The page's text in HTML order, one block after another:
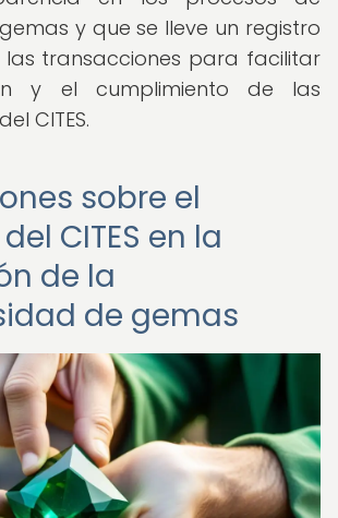
y que se lleve un registro
transacciones para facilitar
y el cumplimiento de las
CITES.
sobre el
CITES en la
de la
de gemas